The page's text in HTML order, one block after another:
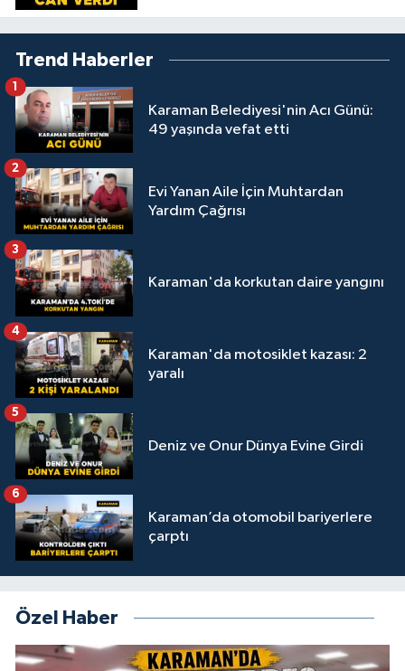
Trend Haberler
Karaman Belediyesi'nin Acı Günü:
49 yaşında vefat etti
1
Evi Yanan Aile İçin Muhtardan
Yardım Çağrısı
2
Karaman'da korkutan daire yangını
3
Karaman'da motosiklet kazası: 2
yaralı
4
Deniz ve Onur Dünya Evine Girdi
5
Karaman’da otomobil bariyerlere
çarptı
6
Özel Haber